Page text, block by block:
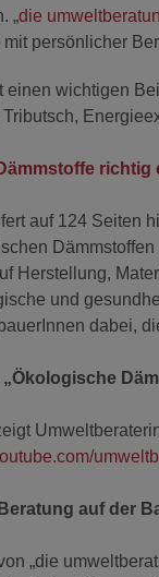
„die
persönlicher
einen wichtigen
richtig
auf 124 Seiten
Herstellung,
und
dabei,
„Ökologische
auf der
„die